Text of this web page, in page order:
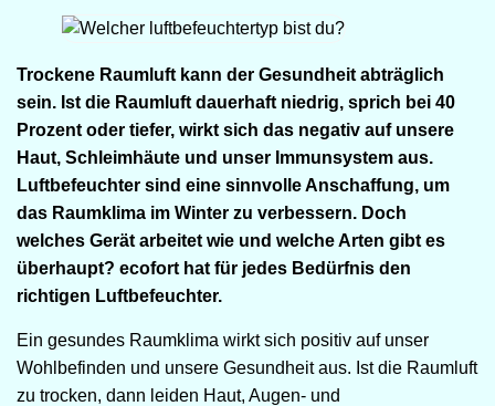
Trockene Raumluft kann der Gesundheit abträglich
sein. Ist die Raumluft dauerhaft niedrig, sprich bei 40
Prozent oder tiefer, wirkt sich das negativ auf unsere
Haut, Schleimhäute und unser Immunsystem aus.
Luftbefeuchter sind eine sinnvolle Anschaffung, um
das Raumklima im Winter zu verbessern. Doch
welches Gerät arbeitet wie und welche Arten gibt es
überhaupt? ecofort hat für jedes Bedürfnis den
richtigen Luftbefeuchter.
Ein gesundes Raumklima wirkt sich positiv auf unser
Wohlbefinden und unsere Gesundheit aus. Ist die Raumluft
zu trocken, dann leiden Haut, Augen- und